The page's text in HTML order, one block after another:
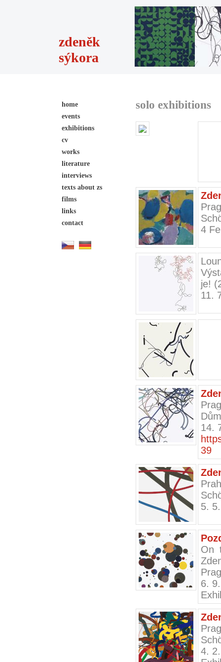
zdeněk
sýkora
home
events
exhibitions
cv
works
literature
interviews
texts about zs
films
links
contact
solo exhibitions
4
je!
11.
14.
39
5.
On
6.
4.